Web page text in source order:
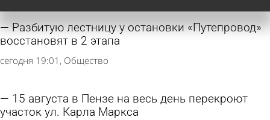
Разбитую лестницу у остановки «Путепровод»
восстановят в 2 этапа
сегодня 19:01 Общество
15 августа в Пензе на весь день перекроют
участок ул. Карла Маркса